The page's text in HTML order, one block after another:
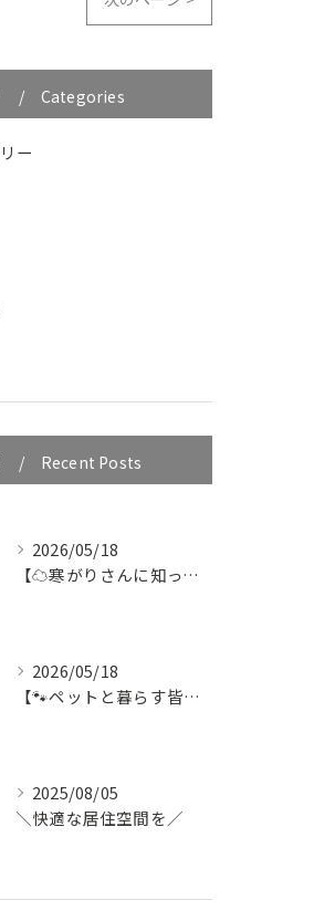
Categories
ー
Recent Posts
2026/05/18
【☁️寒がりさんに知ってほしい☁️】
2026/05/18
【🐾ペットと暮らす皆さん必見🐾】
2025/08/05
＼快適な居住空間を／